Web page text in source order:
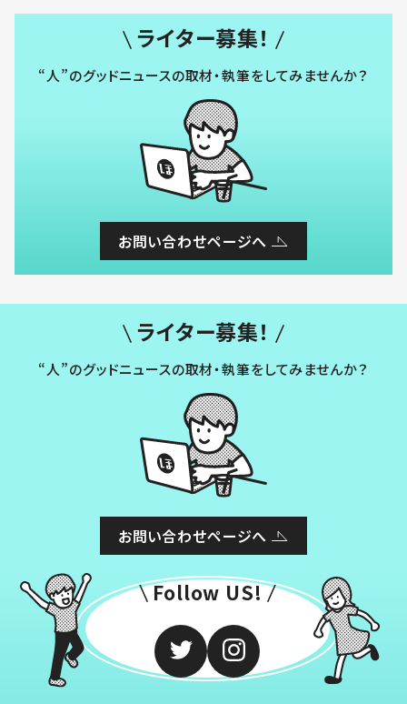
ライター募集！
“人”のグッドニュースの取材・執筆をしてみませんか？
お問い合わせページへ
ライター募集！
“人”のグッドニュースの取材・執筆をしてみませんか？
お問い合わせページへ
Follow US!